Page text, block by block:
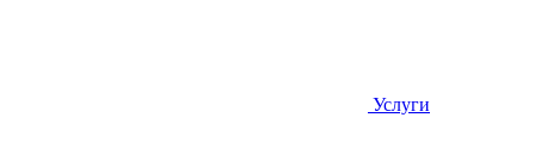
Услуги